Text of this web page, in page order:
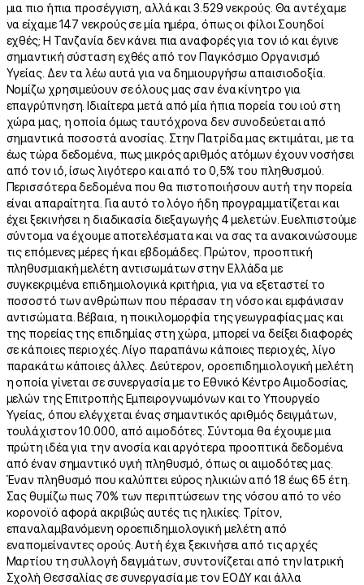
μια πιο ήπια προσέγγιση, αλλά και 3.529 νεκρούς. Θα αντέχαμε
να είχαμε 147 νεκρούς σε μία ημέρα, όπως οι φίλοι Σουηδοί
εχθές; Η Τανζανία δεν κάνει πια αναφορές για τον ιό και έγινε
σημαντική σύσταση εχθές από τον Παγκόσμιο Οργανισμό
Υγείας. Δεν τα λέω αυτά για να δημιουργήσω απαισιοδοξία.
Νομίζω χρησιμεύουν σε όλους μας σαν ένα κίνητρο για
επαγρύπνηση. Ιδιαίτερα μετά από μία ήπια πορεία του ιού στη
χώρα μας, η οποία όμως ταυτόχρονα δεν συνοδεύεται από
σημαντικά ποσοστά ανοσίας. Στην Πατρίδα μας εκτιμάται, με τα
έως τώρα δεδομένα, πως μικρός αριθμός ατόμων έχουν νοσήσει
από τον ιό, ίσως λιγότερο και από το 0,5% του πληθυσμού.
Περισσότερα δεδομένα που θα πιστοποιήσουν αυτή την πορεία
είναι απαραίτητα. Για αυτό το λόγο ήδη προγραμματίζεται και
έχει ξεκινήσει η διαδικασία διεξαγωγής 4 μελετών. Ευελπιστούμε
σύντομα να έχουμε αποτελέσματα και να σας τα ανακοινώσουμε
τις επόμενες μέρες ή και εβδομάδες. Πρώτον, προοπτική
πληθυσμιακή μελέτη αντισωμάτων στην Ελλάδα με
συγκεκριμένα επιδημιολογικά κριτήρια, για να εξεταστεί το
ποσοστό των ανθρώπων που πέρασαν τη νόσο και εμφάνισαν
αντισώματα. Βέβαια, η ποικιλομορφία της γεωγραφίας μας και
της πορείας της επιδημίας στη χώρα, μπορεί να δείξει διαφορές
σε κάποιες περιοχές. Λίγο παραπάνω κάποιες περιοχές, λίγο
παρακάτω κάποιες άλλες. Δεύτερον, οροεπιδημιολογική μελέτη
η οποία γίνεται σε συνεργασία με το Εθνικό Κέντρο Αιμοδοσίας,
μελών της Επιτροπής Εμπειρογνωμόνων και το Υπουργείο
Υγείας, όπου ελέγχεται ένας σημαντικός αριθμός δειγμάτων,
τουλάχιστον 10.000, από αιμοδότες. Σύντομα θα έχουμε μια
πρώτη ιδέα για την ανοσία και αργότερα προοπτικά δεδομένα
από έναν σημαντικό υγιή πληθυσμό, όπως οι αιμοδότες μας.
Έναν πληθυσμό που καλύπτει εύρος ηλικιών από 18 έως 65 έτη.
Σας θυμίζω πως 70% των περιπτώσεων της νόσου από το νέο
κορονοϊό αφορά ακριβώς αυτές τις ηλικίες. Τρίτον,
επαναλαμβανόμενη οροεπιδημιολογική μελέτη από
εναπομείναντες ορούς. Αυτή έχει ξεκινήσει από τις αρχές
Μαρτίου τη συλλογή δειγμάτων, συντονίζεται από την Ιατρική
Σχολή Θεσσαλίας σε συνεργασία με τον ΕΟΔΥ και άλλα